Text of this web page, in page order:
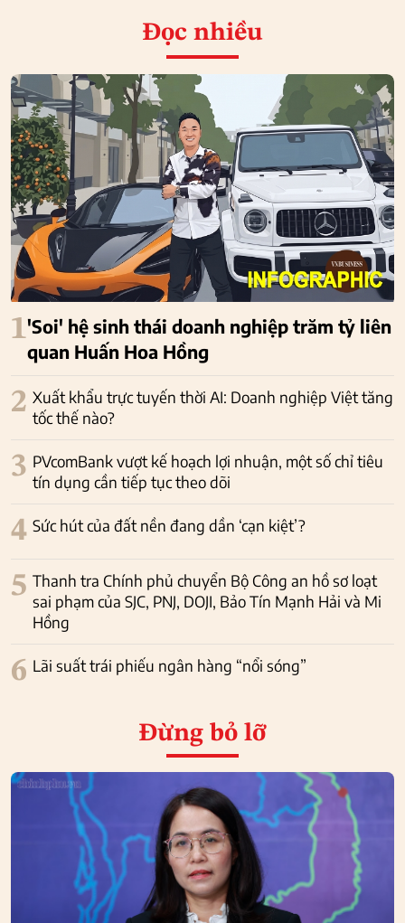
Đọc nhiều
1'Soi' hệ sinh thái doanh nghiệp trăm tỷ liên
quan Huấn Hoa Hồng
2 Xuất khẩu trực tuyến thời AI: Doanh nghiệp Việt tăng
tốc thế nào?
3 PVcomBank vượt kế hoạch lợi nhuận, một số chỉ tiêu
tín dụng cần tiếp tục theo dõi
4 Sức hút của đất nền đang dần ‘cạn kiệt’?
5 Thanh tra Chính phủ chuyển Bộ Công an hồ sơ loạt
sai phạm của SJC, PNJ, DOJI, Bảo Tín Mạnh Hải và Mi
Hồng
6 Lãi suất trái phiếu ngân hàng “nổi sóng”
Đừng bỏ lỡ